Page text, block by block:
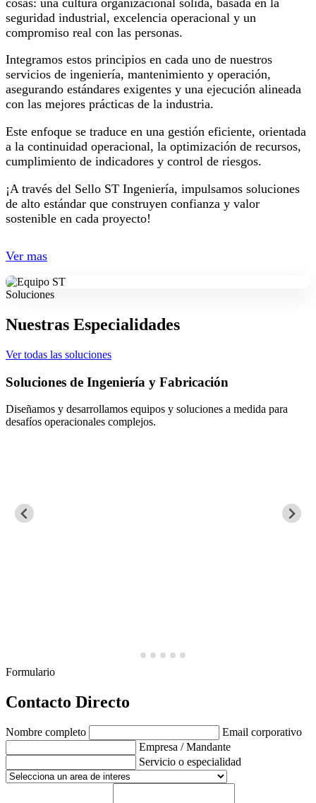
seguridad industrial, excelencia operacional y un
compromiso real con las personas.
Integramos estos principios en cada uno de nuestros
servicios de ingeniería, mantenimiento y operación,
asegurando estándares exigentes y una ejecución alineada
con las mejores prácticas de la industria.
Este enfoque se traduce en una gestión eficiente, orientada
a la continuidad operacional, la optimización de recursos,
cumplimiento de indicadores y control de riesgos.
¡A través del Sello ST Ingeniería, impulsamos soluciones
de alto estándar que construyen confianza y valor
sostenible en cada proyecto!
Ver mas
Soluciones
Nuestras Especialidades
Ver todas las soluciones
Soluciones de Ingeniería y Fabricación
Diseñamos y desarrollamos equipos y soluciones a medida para
desafíos operacionales complejos.
Formulario
Contacto Directo
Nombre completo
Email corporativo
Empresa / Mandante
Servicio o especialidad